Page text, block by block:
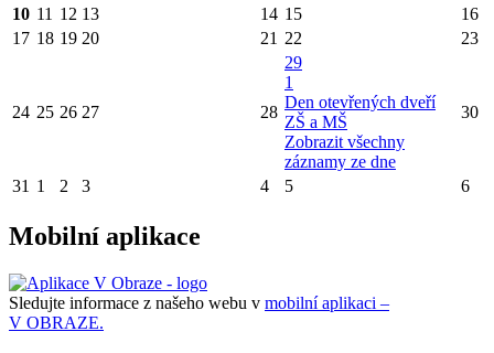
10 11 12 13 14 15
16
17 18 19 20 21 22 23
24 25 26 27 28
29
1
Den otevřených dveří
ZŠ a MŠ
Zobrazit všechny
záznamy ze dne
30
31 1 2 3 4 5 6
Mobilní aplikace
Sledujte informace z našeho webu v mobilní aplikaci –
V OBRAZE.